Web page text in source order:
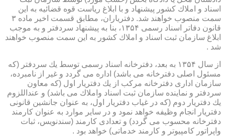
اسناد و املاك كشور پیشنهاد و با ابلاغ ریاست قوه قضائیه به این
سمت منصوب خواهند شد. دفتریاران، مطابق قسمت اخیر ماده ۳
قانون دفاتر اسناد رسمی ۱۳۵۴، بنا به پیشنهاد سردفتر و به موجب
ابلاغ سازمان ثبت اسناد و املاك كشور به این سمت منصوب خواهند
شد .
از سال ۱۳۵۴ به بعد، دفترخانه اسناد رسمی توسط یك سردفتر (كه
مسئول اصلی دفترخانه می باشد) اداره می گردد و غیر از نامبرده،
سازمان اداری دفترخانه مركب از یك دفتریار اول (كه معاون
سردفتر و نماینده سازمان ثبت اسناد واملاك می باشد) و عنداللزوم
یك دفتریار دوم (كه در غیاب دفتریار اول، به عنوان جانشین قانونی
دفتریار انجام وظیفه خواهد نمود و در سایر موارد به عنوان كارمند
دفترخانه محسوب می گردد) و تعدادی كارمند (سندنویس، ثبات
واپراتور كامپیوتر و كارمند خدماتی) خواهد بود .